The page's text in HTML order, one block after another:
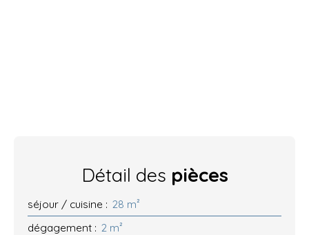
Détail des pièces
séjour / cuisine : 28 m²
dégagement : 2 m²